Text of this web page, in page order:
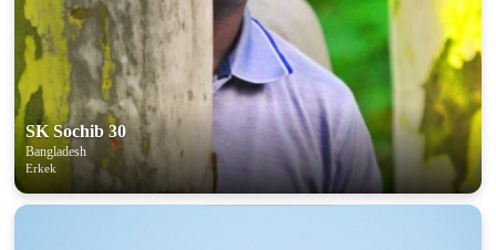
SK Sochib 30
Bangladesh
Erkek